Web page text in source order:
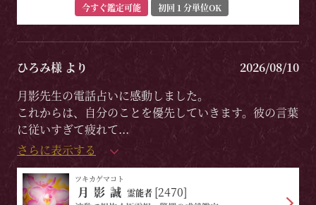
今すぐ鑑定可能
初回１分単位OK
ひろみ様 より
2026/08/10
月影先生の電話占いに感動しました。
これからは、自分のことを優先していきます。彼の言葉
に従いすぎて疲れて...
さらに表示する
月影誠
ツキカゲマコト
霊能者 [2470]